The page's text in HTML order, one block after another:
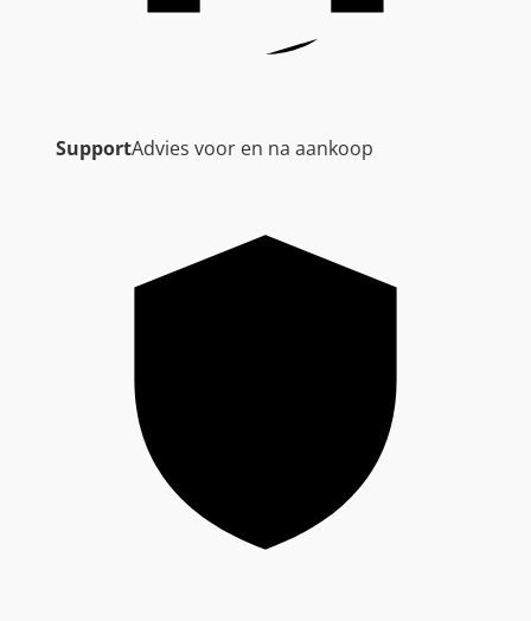
SupportAdvies voor en na aankoop